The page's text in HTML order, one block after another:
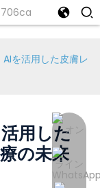
を活用した皮膚レ
用した
の未来